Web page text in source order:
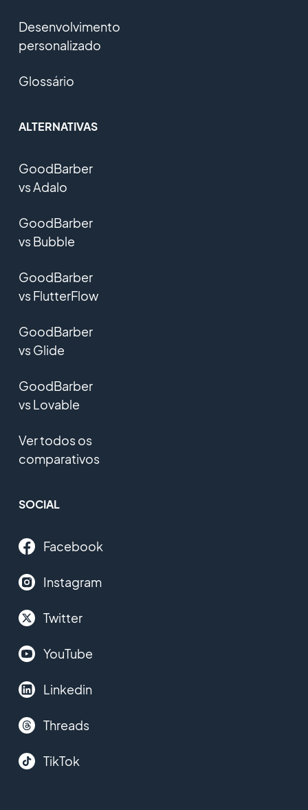
Desenvolvimento
personalizado
Glossário
ALTERNATIVAS
GoodBarber
vs Adalo
GoodBarber
vs Bubble
GoodBarber
vs FlutterFlow
GoodBarber
vs Glide
GoodBarber
vs Lovable
Ver todos os
comparativos
SOCIAL
Facebook
Instagram
Twitter
YouTube
Linkedin
Threads
TikTok